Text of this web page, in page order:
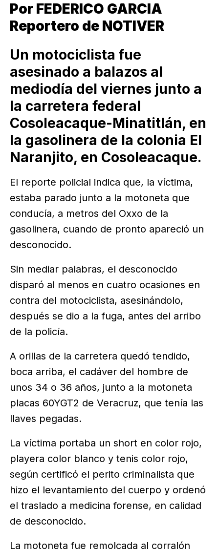
Por FEDERICO GARCIA
Reportero de NOTIVER
Un motociclista fue
asesinado a balazos al
mediodía del viernes junto a
la carretera federal
Cosoleacaque-Minatitlán, en
la gasolinera de la colonia El
Naranjito, en Cosoleacaque.
El reporte policial indica que, la víctima,
estaba parado junto a la motoneta que
conducía, a metros del Oxxo de la
gasolinera, cuando de pronto apareció un
desconocido.
Sin mediar palabras, el desconocido
disparó al menos en cuatro ocasiones en
contra del motociclista, asesinándolo,
después se dio a la fuga, antes del arribo
de la policía.
A orillas de la carretera quedó tendido,
boca arriba, el cadáver del hombre de
unos 34 o 36 años, junto a la motoneta
placas 60YGT2 de Veracruz, que tenía las
llaves pegadas.
La víctima portaba un short en color rojo,
playera color blanco y tenis color rojo,
según certificó el perito criminalista que
hizo el levantamiento del cuerpo y ordenó
el traslado a medicina forense, en calidad
de desconocido.
La motoneta fue remolcada al corralón